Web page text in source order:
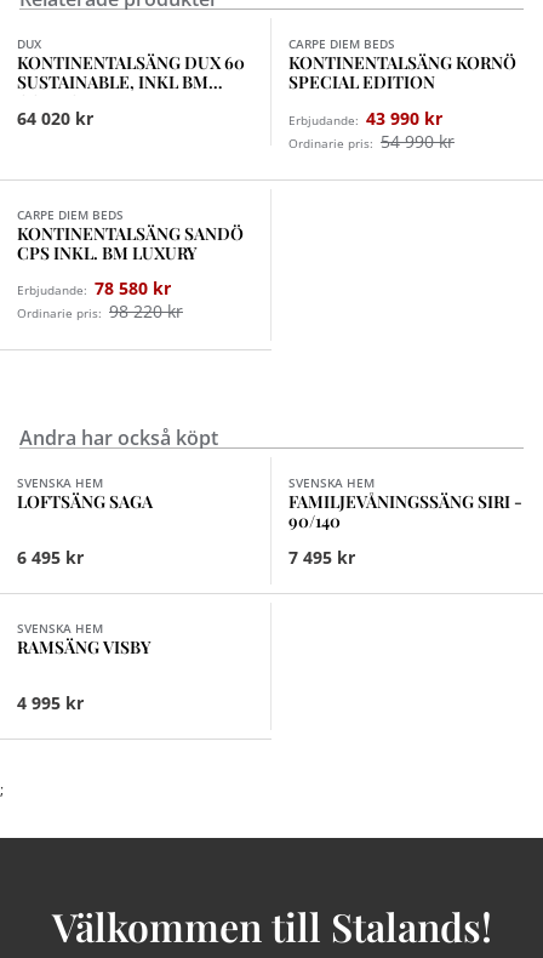
DUX
KONTINENTALSÄNG DUX 60
SUSTAINABLE, INKL BM
64 020 kr
CARPE DIEM BEDS
KONTINENTALSÄNG KORNÖ
SPECIAL EDITION
Erbjudande: 43 990 kr
Ordinarie pris: 54 990 kr
CARPE DIEM BEDS
KONTINENTALSÄNG SANDÖ
CPS INKL. BM LUXURY
Erbjudande: 78 580 kr
Ordinarie pris: 98 220 kr
Andra har också köpt
Finns i fler val (2)
SVENSKA HEM
LOFTSÄNG SAGA
6 495 kr
SVENSKA HEM
FAMILJEVÅNINGSSÄNG SIRI -
90/140
7 495 kr
SVENSKA HEM
RAMSÄNG VISBY
4 995 kr
;
Välkommen till Stalands!